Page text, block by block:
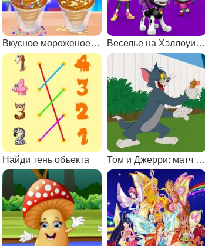
Вкусное мороженое Чуррос Веселье на Хэллоуин с мультяшками Никелодеона
Найди тень объекта Том и Джерри: матч пар